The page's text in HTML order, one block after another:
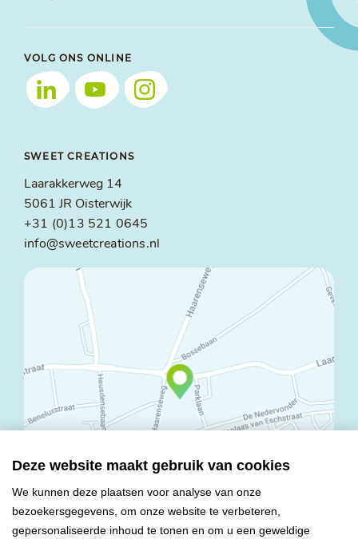
Deze website maakt gebruik van cookies
We kunnen deze plaatsen voor analyse van onze
bezoekersgegevens, om onze website te verbeteren,
gepersonaliseerde inhoud te tonen en om u een geweldige
VOLG ONS ONLINE
SWEET CREATIONS
Laarakkerweg 14
5061 JR Oisterwijk
+31 (0)13 521 0645
info@sweetcreations.nl
© Copyright 2026 Mareco Sweet Creations BV